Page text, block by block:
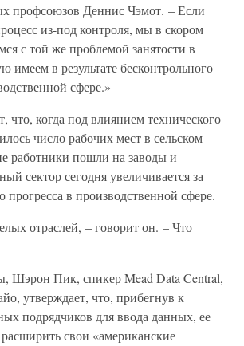
профсоюзов Деннис Чэмот. – Если
из-под контроля, мы в скором
с той же проблемой занятости в
имеем в результате бесконтрольного
сфере.»
что, когда под влиянием технического
число рабочих мест в сельском
работники пошли на заводы и
сектор сегодня увеличивается за
прогресса в производственной сфере.
отраслей, – говорит он. – Что
Шэрон Пик, спикер Mead Data Central,
утверждает, что, прибегнув к
подрядчиков для ввода данных, ее
свои «американские